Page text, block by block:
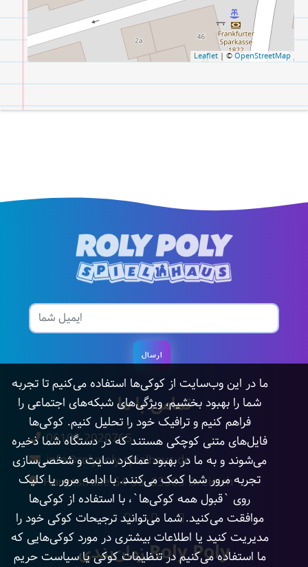
Leaflet | ©OpenStreetMap
ارسال
تماس با ما
06103 2020765
info@rolypoly-spielhaus.de
Hauptstraße 54-56, 63303 Dreieich
زمان‌بندی Roly Poly
ما در این وب‌سایت از کوکی‌ها استفاده می‌کنیم تا تجربه
شما را بهبود بخشیم، ویژگی‌های شبکه‌های اجتماعی را
فراهم کنیم و ترافیک خود را تحلیل کنیم. کوکی‌ها
فایل‌های متنی کوچکی هستند که در دستگاه شما ذخیره
می‌شوند و به ما در بهبود عملکرد سایت و شخصی‌سازی
تجربه مرور شما کمک می‌کنند. با ادامه مرور یا کلیک
روی `قبول همه کوکی‌ها`، با استفاده از کوکی‌ها
موافقت می‌کنید. شما می‌توانید ترجیحات کوکی خود را
مدیریت کنید یا اطلاعات بیشتری در مورد کوکی‌هایی که
ما استفاده می‌کنیم در تنظیمات کوکی یا سیاست حریم